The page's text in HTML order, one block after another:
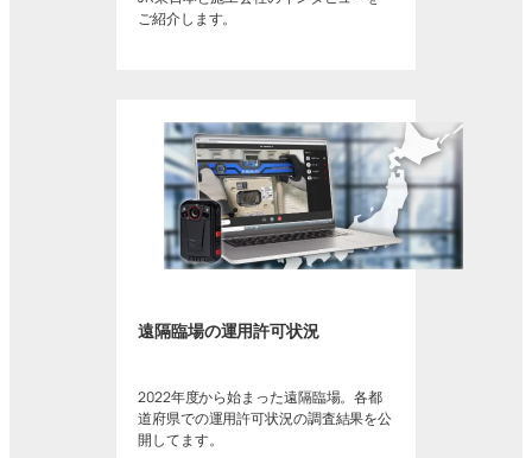
ご紹介します。
遠隔臨場の運用許可状況
2022年度から始まった遠隔臨場。各都
道府県での運用許可状況の調査結果を公
開してます。